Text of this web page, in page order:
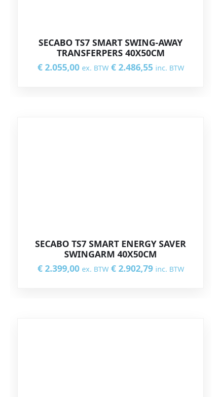
SECABO TS7 SMART SWING-AWAY
TRANSFERPERS 40X50CM
€2.055,00 ex. BTW €2.486,55 inc. BTW
SECABO TS7 SMART ENERGY SAVER
SWINGARM 40X50CM
€2.399,00 ex. BTW €2.902,79 inc. BTW